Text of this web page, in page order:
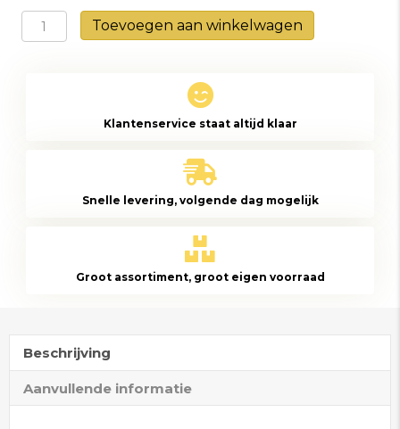
TM
Nails
Toevoegen aan winkelwagen
Klantenservice staat altijd klaar
Snelle levering, volgende dag mogelijk
Groot assortiment, groot eigen voorraad
Beschrijving
Aanvullende informatie